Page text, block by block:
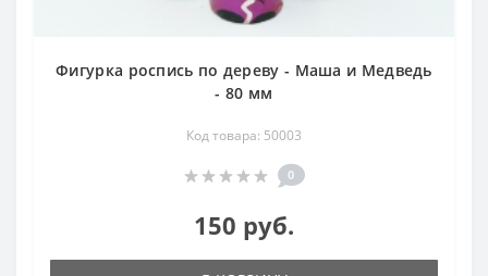
Фигурка роспись по дереву - Маша и Медведь
- 80 мм
Код товара: 50003
0
150 руб.